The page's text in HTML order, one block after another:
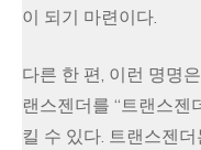
이 되기 마련이다.
다른 한 편, 이런 명명
랜스젠더를 “트랜스젠
킬 수 있다. 트랜스젠